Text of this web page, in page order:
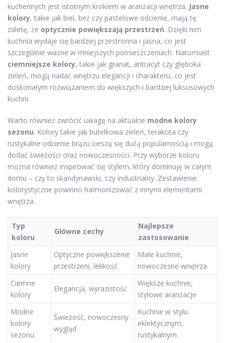
kuchennych jest istotnym krokiem w aranżacji wnętrza. Jasne
kolory, takie jak biel, beż czy pastelowe odcienie, mają tę
zaletę, że optycznie powiększają przestrzeń. Dzięki nim
kuchnia wydaje się bardziej przestronna i jasna, co jest
szczególnie ważne w mniejszych pomieszczeniach. Natomiast
ciemniejsze kolory, takie jak granat, antracyt czy głęboka
zieleń, mogą nadać wnętrzu elegancji i charakteru, co jest
doskonałym rozwiązaniem do większych i bardziej luksusowych
kuchni.
Warto również zwrócić uwagę na aktualne modne kolory
sezonu. Kolory takie jak butelkowa zieleń, terakota czy
rustykalne odcienie brązu cieszą się dużą popularnością i mogą
dodać świeżości oraz nowoczesności. Przy wyborze koloru
można również inspirować się stylem, który dominuję w całym
domu – czy to skandynawski, czy industrialny. Zestawienie
kolorystyczne powinno harmonizować z innymi elementami
wnętrza.
Typ
koloru
Główne cechy
Najlepsze
zastosowanie
Jasne
kolory
Optyczne powiększenie
przestrzeni, lekkość
Małe kuchnie,
nowoczesne wnętrza
Ciemne
kolory
Elegancja, wyrazistość
Większe kuchnie,
stylowe aranżacje
Modne
kolory
sezonu
Świeżość, nowoczesny
wygląd
Kuchnie w stylu
eklektycznym,
rustykalnym